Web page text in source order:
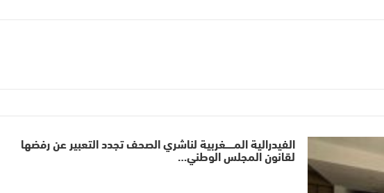
الفيدرالية المــــــغربية لناشري الصحف تجدد التعبير عن رفضها
لقانون المجلس الوطني…